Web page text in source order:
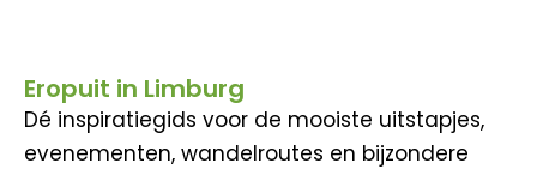
Eropuit in Limburg
Dé inspiratiegids voor de mooiste uitstapjes,
evenementen, wandelroutes en bijzondere